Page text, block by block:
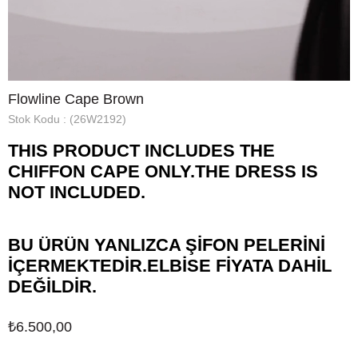
Flowline Cape Brown
Stok Kodu (26W2192)
THIS PRODUCT INCLUDES THE
CHIFFON CAPE ONLY.THE DRESS IS
NOT INCLUDED.
BU ÜRÜN YANLIZCA ŞİFON PELERİNİ
İÇERMEKTEDİR.ELBİSE FİYATA DAHİL
DEĞİLDİR.
₺6.500,00